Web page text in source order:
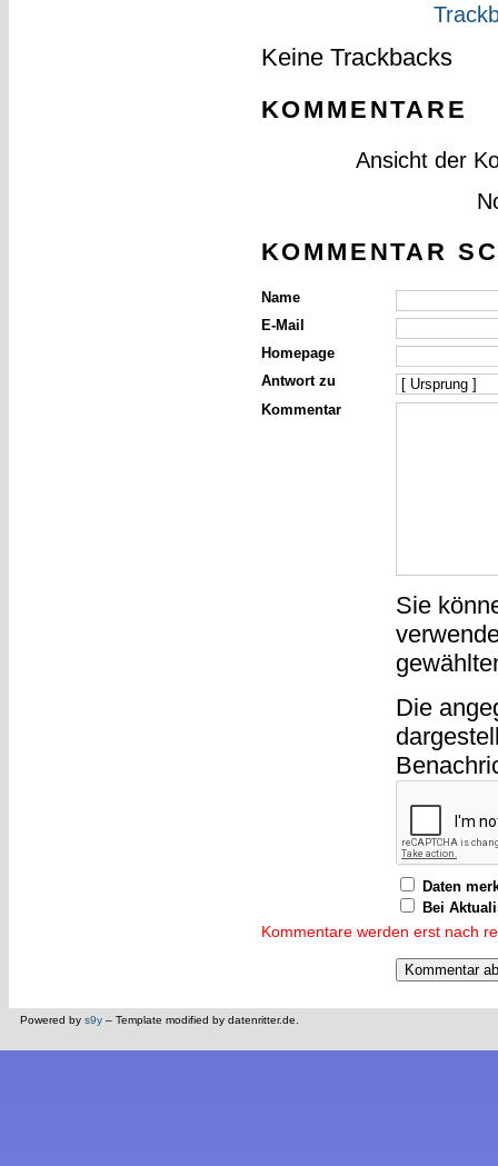
Keine Trackbacks
KOMMENTARE
Ansicht der
KOMMENTAR
Name
E-Mail
Homepage
Antwort zu
Kommentar
Sie
Die
Daten
Bei
Kommentare werden erst nach
Powered by s9y – Template modified by datenritter.de.